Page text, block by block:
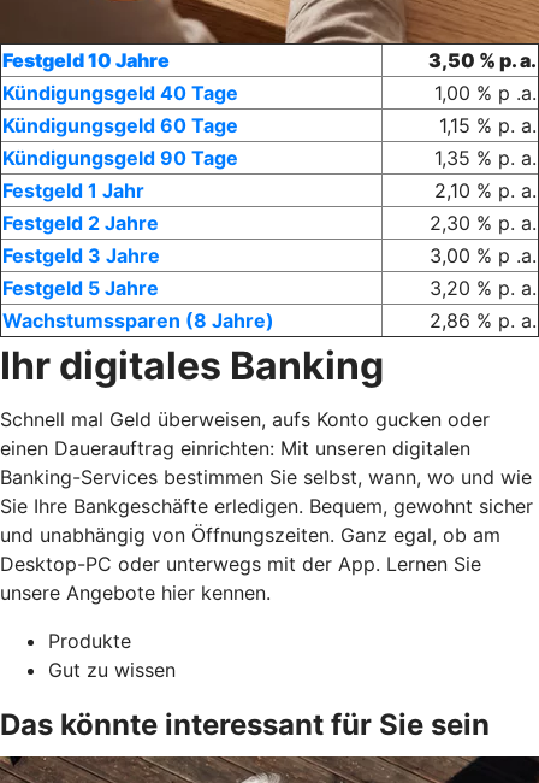
Festgeld 10 Jahre
3,50 % p. a.
Kündigungsgeld 40 Tage
1,00 % p .a.
Kündigungsgeld 60 Tage
1,15 % p. a.
Kündigungsgeld 90 Tage
1,35 % p. a.
Festgeld 1 Jahr
2,10 % p. a.
Festgeld 2 Jahre
2,30 % p. a.
Festgeld 3 Jahre
3,00 % p .a.
Festgeld 5 Jahre
3,20 % p. a.
Wachstumssparen (8 Jahre)
2,86 % p. a.
Ihr digitales Banking
Schnell mal Geld überweisen, aufs Konto gucken oder
einen Dauerauftrag einrichten: Mit unseren digitalen
Banking-Services bestimmen Sie selbst, wann, wo und wie
Sie Ihre Bankgeschäfte erledigen. Bequem, gewohnt sicher
und unabhängig von Öffnungszeiten. Ganz egal, ob am
Desktop-PC oder unterwegs mit der App. Lernen Sie
unsere Angebote hier kennen.
Produkte
Gut zu wissen
Das könnte interessant für Sie sein